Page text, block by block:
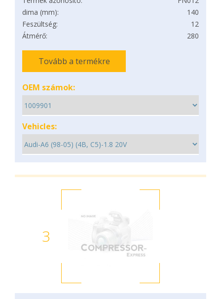
dima (mm):
140
Feszültség:
12
Átmérő:
280
Tovább a termékre
OEM számok:
Vehicles:
3